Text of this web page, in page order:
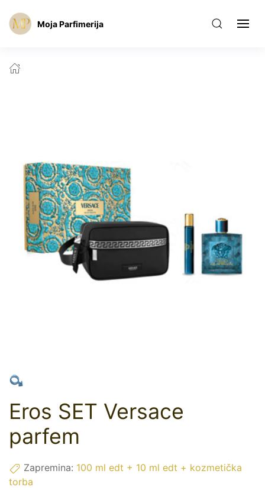
Moja Parfimerija
Eros SET Versace
parfem
Zapremina: 100 ml edt + 10 ml edt + kozmetička
torba